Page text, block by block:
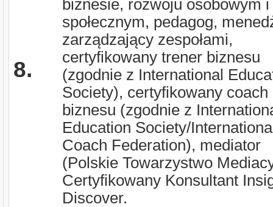
8.
biznesie, rozwoju osobowym i
społecznym, pedagog,
zarządzający zespołami,
certyfikowany trener biznesu
(zgodnie z International
Society), certyfikowany coach
biznesu (zgodnie z
Education Society/
Coach Federation), mediator
(Polskie Towarzystwo
Certyfikowany Konsultant
Discover.